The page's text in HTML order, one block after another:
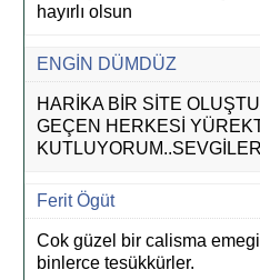
hayırlı olsun
ENGİN DÜMDÜZ
HARİKA BİR SİTE
GEÇEN HERKESİ
KUTLUYORUM..SEVGİLER
Ferit Ögüt
Cok güzel bir calisma
binlerce tesükkürler.